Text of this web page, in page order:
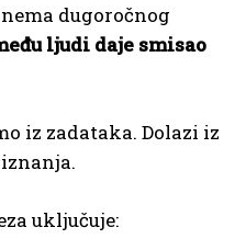
dugoročnog
ljudi daje smisao
iz zadataka. Dolazi iz
uključuje: